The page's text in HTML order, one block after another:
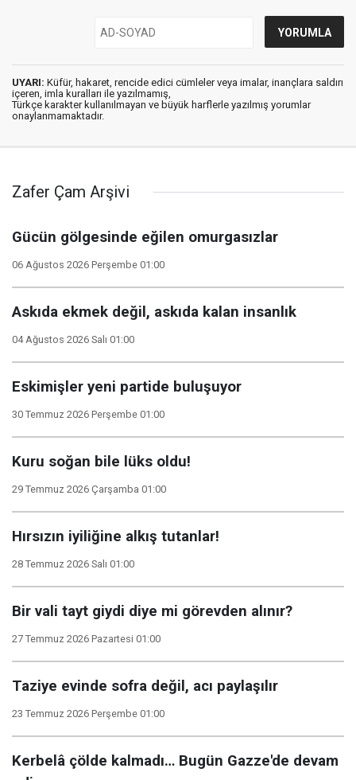
UYARI: Küfür, hakaret, rencide edici cümleler veya imalar, inançlara saldırı
içeren, imla kuralları ile yazılmamış,
Türkçe karakter kullanılmayan ve büyük harflerle yazılmış yorumlar
onaylanmamaktadır.
Zafer Çam Arşivi
Gücün gölgesinde eğilen omurgasızlar
06 Ağustos 2026 Perşembe 01:00
Askıda ekmek değil, askıda kalan insanlık
04 Ağustos 2026 Salı 01:00
Eskimişler yeni partide buluşuyor
30 Temmuz 2026 Perşembe 01:00
Kuru soğan bile lüks oldu!
29 Temmuz 2026 Çarşamba 01:00
Hırsızın iyiliğine alkış tutanlar!
28 Temmuz 2026 Salı 01:00
Bir vali tayt giydi diye mi görevden alınır?
27 Temmuz 2026 Pazartesi 01:00
Taziye evinde sofra değil, acı paylaşılır
23 Temmuz 2026 Perşembe 01:00
Kerbelâ çölde kalmadı… Bugün Gazze'de devam